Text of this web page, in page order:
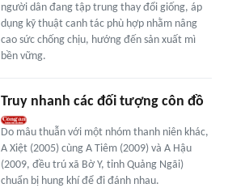
người dân đang tập trung thay đổi giống, áp
dụng kỹ thuật canh tác phù hợp nhằm nâng
cao sức chống chịu, hướng đến sản xuất mì
bền vững.
Truy nhanh các đối tượng côn đồ
Do mâu thuẫn với một nhóm thanh niên khác,
A Xiệt (2005) cùng A Tiêm (2009) và A Hậu
(2009, đều trú xã Bờ Y, tỉnh Quảng Ngãi)
chuẩn bị hung khí để đi đánh nhau.